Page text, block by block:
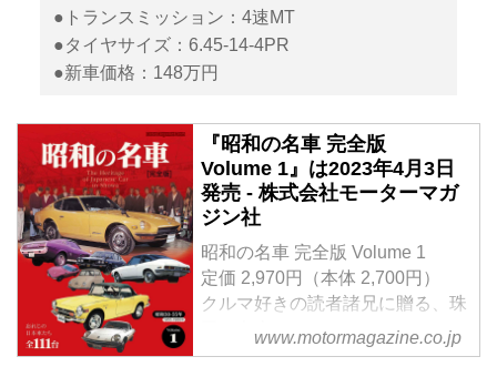
●トランスミッション：4速MT
●タイヤサイズ：6.45-14-4PR
●新車価格：148万円
『昭和の名車 完全版
Volume 1』は2023年4月3日
発売 - 株式会社モーターマガ
ジン社
昭和の名車 完全版 Volume 1
定価 2,970円（本体 2,700円）
クルマ好きの読者諸兄に贈る、珠
玉の名車アルバム。
Vol.1では、昭和30（1955）年か
www.motormagazine.co.jp